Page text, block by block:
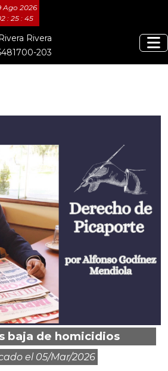
Ago 2026
: 25 : 46
Rivera
203
baja de homicidios
el 05/mar/2026